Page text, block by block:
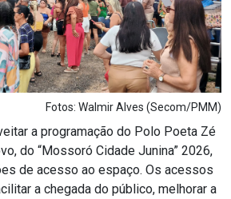
Fotos: Walmir Alves (Secom/PMM)
a programação do Polo Poeta Zé
do “Mossoró Cidade Junina” 2026,
de acesso ao espaço. Os acessos
a chegada do público, melhorar a